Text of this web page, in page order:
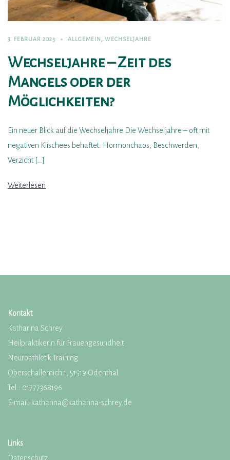
3. FEBRUAR 2025 ALLGEMEIN , WECHSELJAHRE
Wechseljahre – Zeit des
Mangels oder der
Möglichkeiten?
Ein neuer Blick auf die Wechseljahre Die Wechseljahre – oft mit
negativen Klischees behaftet: Hormonchaos, Beschwerden,
Verzicht […]
Weiterlesen
Kontakt
Katharina Schrey
Heilpraktikerin für Frauengesundheit
Neuroathletik Training
Oberschallemich 1, 51519 Odenthal
Tel.: 01777368196
E-mail: katharina@katharina-schrey.de
Links
Datenschutz